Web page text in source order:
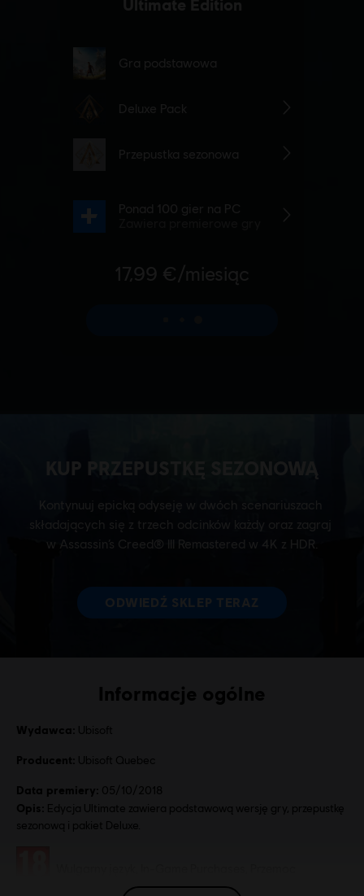
Informacje ogólne
Wydawca: Ubisoft
Producent: Ubisoft Quebec
Data premiery: 05/10/2018
Opis:
Edycja Ultimate zawiera podstawową wersję gry, przepustkę
sezonową i pakiet Deluxe.